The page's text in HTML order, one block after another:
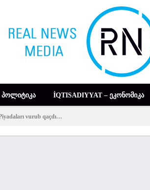
ᲞᲝᲚᲘᲢᲘᲙᲐ İQTISADIYYAT – ᲔᲙᲝᲜᲝᲛᲘᲙᲐ
vurub qaçdı…